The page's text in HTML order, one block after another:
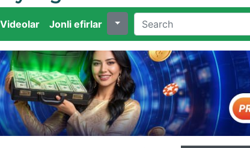
Jonli efirlar